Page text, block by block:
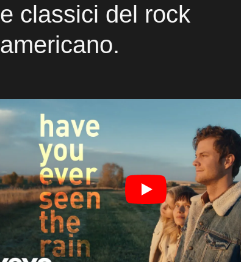
e classici del rock
americano.